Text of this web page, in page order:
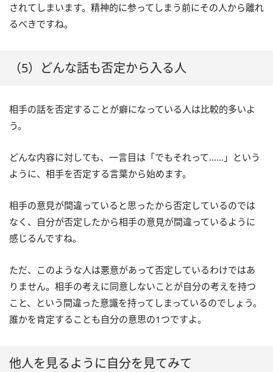
されてしまいます。精神的に参ってしまう前にその人から離れ
るべきですね。
（5）どんな話も否定から入る人
相手の話を否定することが癖になっている人は比較的多いよ
う。
どんな内容に対しても、一言目は「でもそれって……」という
ように、相手を否定する言葉から始めます。
相手の意見が間違っていると思ったから否定しているのでは
なく、自分が否定したから相手の意見が間違っているように
感じるんですね。
ただ、このような人は悪意があって否定しているわけではあ
りません。相手の考えに同意しないことが自分の考えを持つ
こと、という間違った意識を持ってしまっているのでしょう。
誰かを肯定することも自分の意思の1つですよ。
他人を見るように自分を見てみて